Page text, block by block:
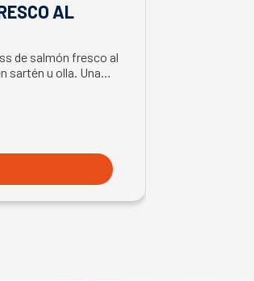
AL
de salmón fresco al
sartén u olla. Una